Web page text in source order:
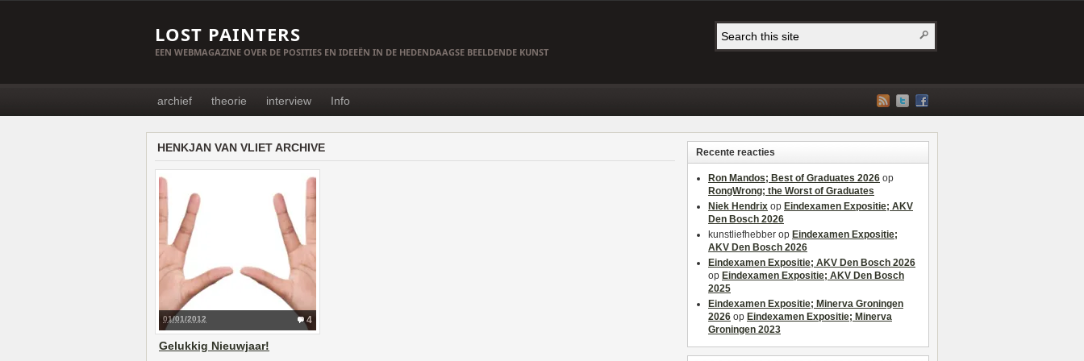
LOST PAINTERS
EEN WEBMAGAZINE OVER DE POSITIES EN IDEEËN IN DE HEDENDAAGSE BEELDENDE KUNST
archief theorie interview Info
HENKJAN VAN VLIET ARCHIVE
4
01/01/2012
Gelukkig Nieuwjaar!
Recente reacties
Ron Mandos; Best of Graduates 2026 op
RongWrong; the Worst of Graduates
Niek Hendrix op Eindexamen Expositie; AKV
Den Bosch 2026
kunstliefhebber op Eindexamen Expositie;
AKV Den Bosch 2026
Eindexamen Expositie; AKV Den Bosch 2026
op Eindexamen Expositie; AKV Den Bosch
2025
Eindexamen Expositie; Minerva Groningen
2026 op Eindexamen Expositie; Minerva
Groningen 2023